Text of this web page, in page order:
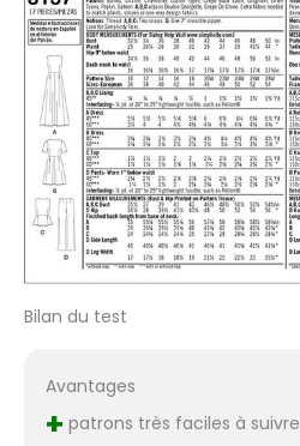
Bilan du test
Avantages
+ patrons très faciles à suivre